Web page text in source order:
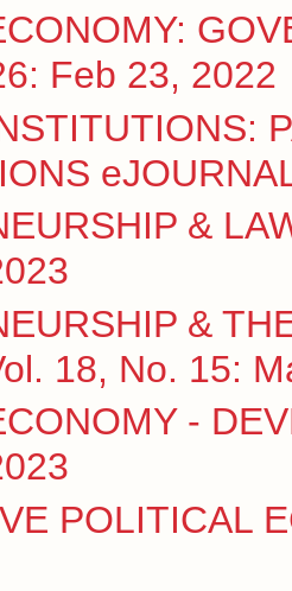
Feb 23, 2022
&
&
18, No. 15:
-
POLITICAL